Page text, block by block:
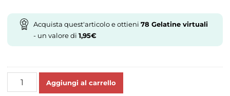
Acquista quest'articolo e ottieni 78 Gelatine virtuali
- un valore di 1,95€
Aggiungi al carrello